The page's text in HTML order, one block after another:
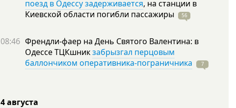
поезд в Одессу задерживается, на станции в
Киевской области погибли пассажиры 56
08:46 Френдли-фаер на День Святого Валентина: в
Одессе ТЦКшникзабрызгал перцовым
баллончиком оперативника-пограничника
7
4 августа